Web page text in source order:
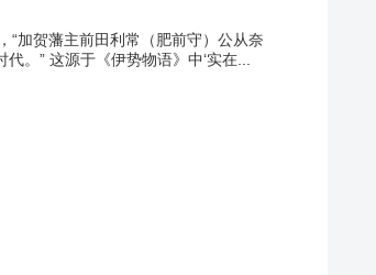
加贺藩主前田利常（肥前守）公从奈
。” 这源于《伊势物语》中‘实在...